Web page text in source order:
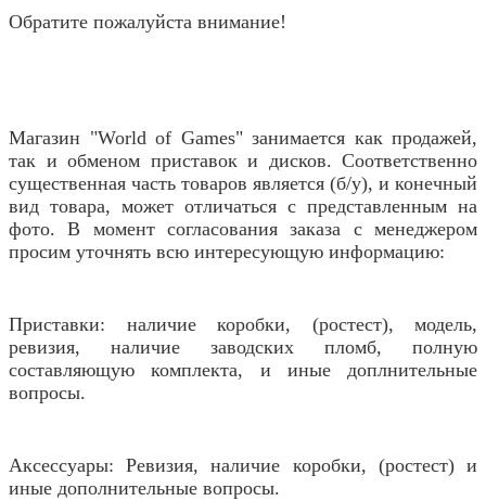
Обратите пожалуйста внимание!
Магазин "World of Games" занимается как продажей,
так и обменом приставок и дисков. Соответственно
существенная часть товаров является (б/у), и конечный
вид товара, может отличаться с представленным на
фото. В момент согласования заказа с менеджером
просим уточнять всю интересующую информацию:
Приставки: наличие коробки, (ростест), модель,
ревизия, наличие заводских пломб, полную
составляющую комплекта, и иные доплнительные
вопросы.
Аксессуары: Ревизия, наличие коробки, (ростест) и
иные дополнительные вопросы.